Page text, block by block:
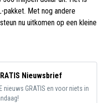
Met nog andere
nu uitkomen op een kleine
Nieuwsbrief
nieuws GRATIS en voor niets in